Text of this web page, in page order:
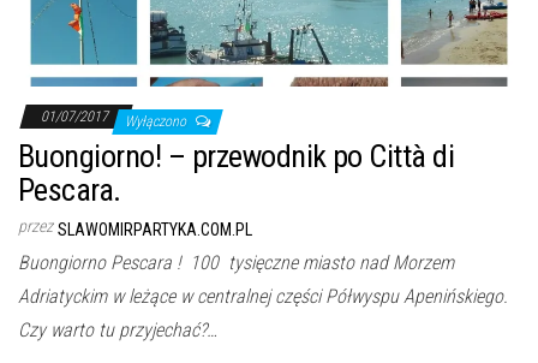
01/07/2017 Wyłączono
Buongiorno! – przewodnik po Città di
Pescara.
przez SLAWOMIRPARTYKA.COM.PL
Buongiorno Pescara ! 100 tysięczne miasto nad Morzem
Adriatyckim w leżące w centralnej części Półwyspu Apenińskiego.
Czy warto tu przyjechać?…